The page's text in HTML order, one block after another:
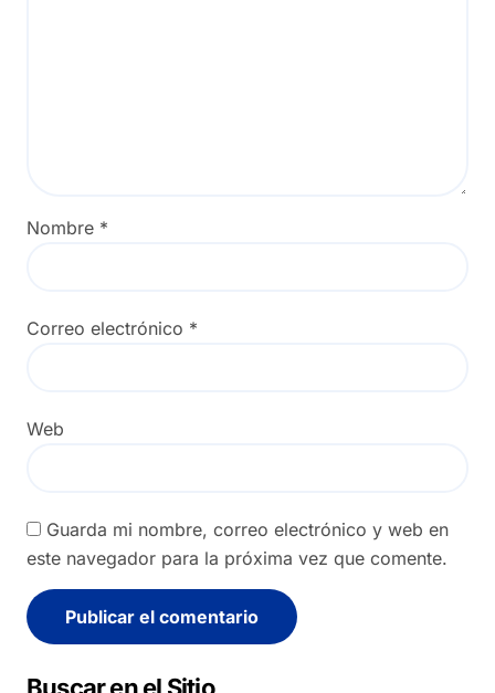
Nombre *
Correo electrónico *
Web
Guarda mi nombre, correo electrónico y web en
este navegador para la próxima vez que comente.
Alternative: